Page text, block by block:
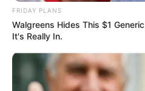
Escolhemos um modelo
simples para que você
dificuldades na hora da
FRIDAY PLANS
Walgreens Hides This $1
It's Really In.